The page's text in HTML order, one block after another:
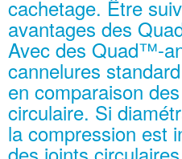
cachetage. Être
avantages des
Avec des Quad™-
cannelures
en comparaison
circulaire. Si
la compression est